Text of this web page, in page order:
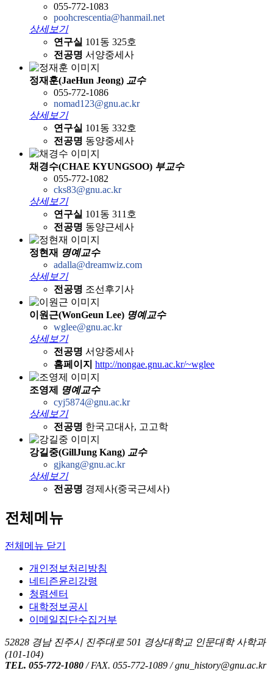
055-772-1083
poohcrescentia@hanmail.net
상세보기
연구실 101동 325호
전공명 서양중세사
정재훈(JaeHun Jeong) 교수
055-772-1086
nomad123@gnu.ac.kr
상세보기
연구실 101동 332호
전공명 동양중세사
채경수(CHAE KYUNGSOO) 부교수
055-772-1082
cks83@gnu.ac.kr
상세보기
연구실 101동 311호
전공명 동양근세사
정현재 명예교수
adalla@dreamwiz.com
상세보기
전공명 조선후기사
이원근(WonGeun Lee) 명예교수
wglee@gnu.ac.kr
상세보기
전공명 서양중세사
홈페이지 http://nongae.gnu.ac.kr/~wglee
조영제
명예교수
cyj5874@gnu.ac.kr
상세보기
전공명 한국고대사, 고고학
강길중(GillJung Kang) 교수
gjkang@gnu.ac.kr
상세보기
전공명 경제사(중국근세사)
전체메뉴
전체메뉴 닫기
개인정보처리방침
네티즌윤리강령
청렴센터
대학정보공시
이메일집단수집거부
52828 경남 진주시 진주대로 501 경상대학교 인문대학 사학과
(101-104)
TEL. 055-772-1080 / FAX. 055-772-1089 / gnu_history@gnu.ac.kr